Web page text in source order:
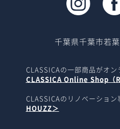
千葉県千葉市若
CLASSICAの一部商品がオン
CLASSICA Online Shop（
CLASSICAのリノベーション
HOUZZ＞